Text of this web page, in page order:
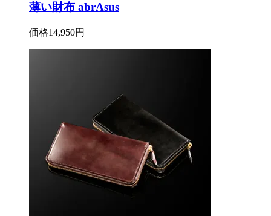
薄い財布 abrAsus
価格14,950円